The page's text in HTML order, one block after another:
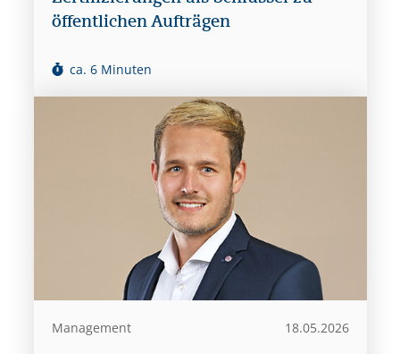
öffentlichen Aufträgen
ca. 6 Minuten
Management 18.05.2026